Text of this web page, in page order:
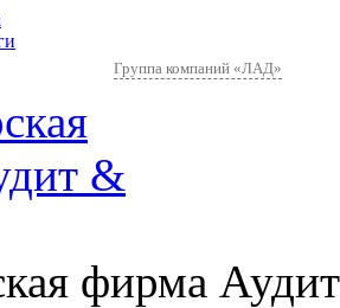
Группа компаний «ЛАД»
фирма